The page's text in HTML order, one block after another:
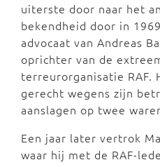
uiterste door naar het
bekendheid door in
advocaat van Andreas
oprichter van de
terreurorganisatie
gerecht wegens zijn
aanslagen op twee
Een jaar later vertrok
waar hij met de RAF-